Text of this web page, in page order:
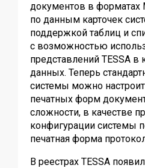
документов в форматах
по данным карточек
поддержкой таблиц и
с возможностью
представлений TESSA в
данных. Теперь
системы можно
печатных форм
сложности, в качестве
конфигурации системы
печатная форма
В реестрах TESSA